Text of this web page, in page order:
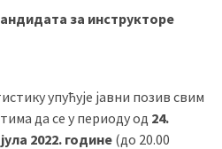
за инструкторе
упућује јавни позив свим
да се у периоду од 24.
2022. године (до 20.00